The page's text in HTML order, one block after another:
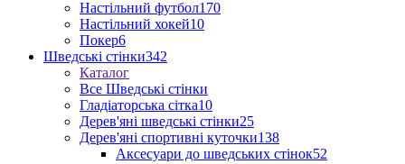
Настільний футбол170
Настільний хокей10
Покер6
Шведські стінки342
Каталог
Все Шведські стінки
Гладіаторська сітка10
Дерев'яні шведські стінки25
Дерев'яні спортивні куточки138
Аксесуари до шведських стінок52